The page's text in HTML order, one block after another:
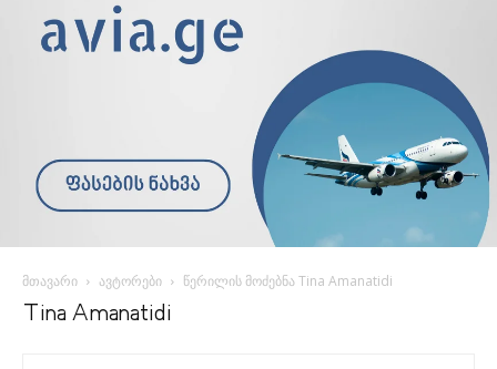
მთავარი ავტორები წერილის მოძებნა Tina Amanatidi
Tina Amanatidi